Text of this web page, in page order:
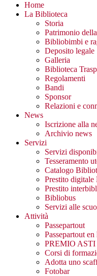
Home
La Biblioteca
Storia
Patrimonio
Bibliobimbi e
Deposito legale
Galleria
Biblioteca
Regolamenti
Bandi
Sponsor
Relazioni e
News
Iscrizione alla
Archivio news
Servizi
Servizi
Tesseramento
Catalogo
Prestito
Prestito
Bibliobus
Servizi alle
Attività
Passepartout
Passepartout
PREMIO
Corsi di
Adotta uno
Fotobar